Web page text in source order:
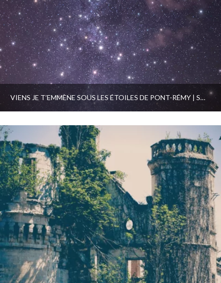
VIENS JE T’EMMÈNE SOUS LES ÉTOILES DE PONT-RÉMY | SONS ET LUMIÈRES